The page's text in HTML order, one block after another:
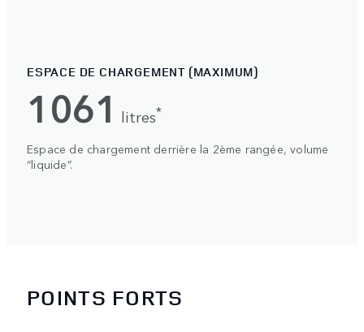
ESPACE DE CHARGEMENT (MAXIMUM)
1061 litres*
Espace de chargement derrière la 2ème rangée, volume
“liquide”.
POINTS FORTS